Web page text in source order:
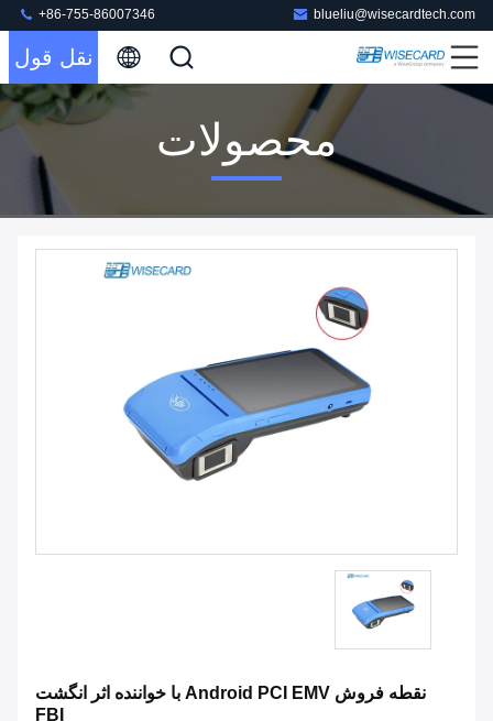
blueliu@wisecardtech.com
+86-755-86007346
نقل قول
محصولات
نقطه فروش Android PCI EMV با خواننده اثر انگشت
FBI